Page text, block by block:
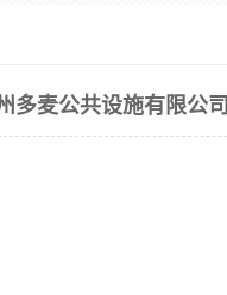
多麦公共设施有限公司